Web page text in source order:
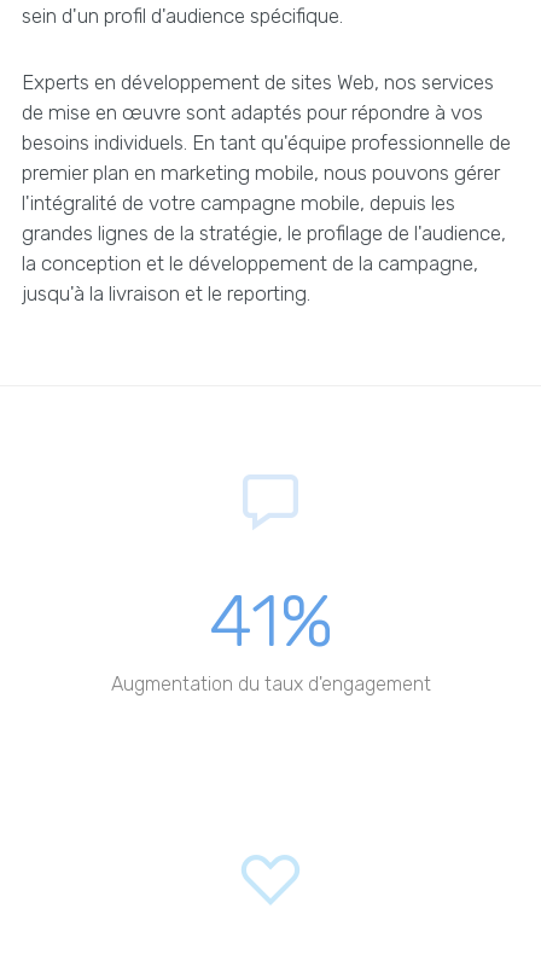
sein d'un profil d'audience spécifique.
Experts en développement de sites Web, nos services
de mise en œuvre sont adaptés pour répondre à vos
besoins individuels. En tant qu'équipe professionnelle de
premier plan en marketing mobile, nous pouvons gérer
l'intégralité de votre campagne mobile, depuis les
grandes lignes de la stratégie, le profilage de l'audience,
la conception et le développement de la campagne,
jusqu'à la livraison et le reporting.
41%
Augmentation du taux d'engagement